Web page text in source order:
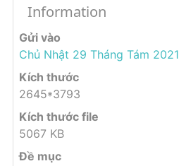
Information
Gửi vào
Chủ Nhật 29 Tháng Tám 2021
Kích thước
2645*3793
Kích thước file
5067 KB
Đề mục